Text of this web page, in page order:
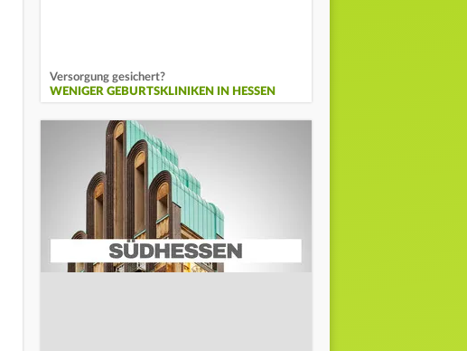
Versorgung gesichert?
WENIGER GEBURTSKLINIKEN IN HESSEN